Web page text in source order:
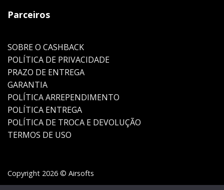
Parceiros
SOBRE O CASHBACK
POLÍTICA DE PRIVACIDADE
PRAZO DE ENTREGA
GARANTIA
POLÍTICA ARREPENDIMENTO
POLÍTICA ENTREGA
POLÍTICA DE TROCA E DEVOLUÇÃO
TERMOS DE USO
Copyright 2026 © Airsofts